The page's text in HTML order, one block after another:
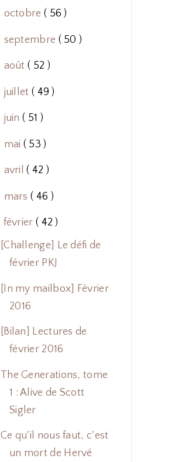
octobre ( 56 )
septembre ( 50 )
août ( 52 )
juillet ( 49 )
juin ( 51 )
mai ( 53 )
avril( 42 )
mars ( 46 )
février ( 42 )
[Challenge] Le défi de
février PKJ
[In my mailbox] Février
2016
[Bilan] Lectures de
février 2016
The Generations, tome
1 : Alive de Scott
Sigler
Ce qu'il nous faut, c'est
un mort de Hervé